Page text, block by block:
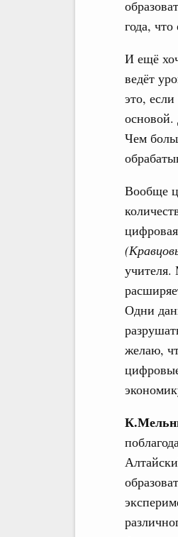
года,
И ещё
ведёт
это,
Чем
Вообще
Одни
желаю,